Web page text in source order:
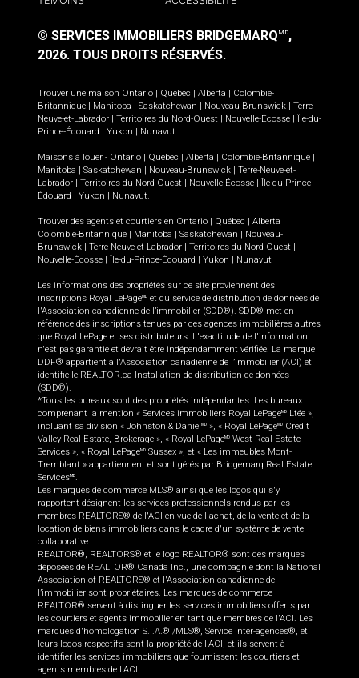
© SERVICES IMMOBILIERS BRIDGEMARQ MD,
2026. TOUS DROITS RÉSERVÉS.
Trouver une maison Ontario Québec Alberta
Colombie-
Britannique
Manitoba Saskatchewan Nouveau-Brunswick
Terre-
Neuve-et-Labrador
Territoires du Nord-Ouest Nouvelle-Écosse
Île-du-
Prince-Édouard
Yukon Nunavut.
Maisons à louer - Ontario Québec Alberta Colombie-Britannique
Manitoba
Saskatchewan Nouveau-Brunswick
Terre-Neuve-et-
Labrador
Territoires du Nord-Ouest Nouvelle-Écosse
Île-du-Prince-
Édouard
Yukon Nunavut.
Trouver des agents et courtiers en Ontario Québec Alberta
Colombie-Britannique
Manitoba Saskatchewan
Nouveau-
Brunswick
Terre-Neuve-et-Labrador Territoires du Nord-Ouest
Nouvelle-Écosse
Île-du-Prince-Édouard Yukon Nunavut
Les informations des propriétés sur ce site proviennent des
inscriptions Royal LePageMD et du service de distribution de données de
l'Association canadienne de l’immobilier (SDD®). SDD® met en
référence des inscriptions tenues par des agences immobilières autres
que Royal LePage et ses distributeurs. L'exactitude de l'information
n'est pas garantie et devrait être indépendamment vérifiée. La marque
DDF® appartient à l'Association canadienne de l’immobilier (ACI) et
identifie le REALTOR.ca Installation de distribution de données
(SDD®).
*Tous les bureaux sont des propriétés indépendantes. Les bureaux
comprenant la mention « Services immobiliers Royal LePageMD
Ltée »,
incluant sa division « Johnston & Daniel MD », « Royal LePageMD
Credit
Valley Real Estate, Brokerage », « Royal LePageMD West Real Estate
Services », « Royal LePageMD Sussex », et « Les immeubles Mont-
Tremblant » appartiennent et sont gérés par Bridgemarq Real Estate
ServicesMD.
Les marques de commerce MLS® ainsi que les logos qui s'y
rapportent désignent les services professionnels rendus par les
membres REALTORS® de l'ACI en vue de l'achat, de la vente et de la
location de biens immobiliers dans le cadre d'un système de vente
collaborative.
REALTOR®, REALTORS® et le logo REALTOR® sont des marques
déposées de REALTOR® Canada Inc., une compagnie dont la National
Association of REALTORS® et l'Association canadienne de
l’immobilier sont propriétaires. Les marques de commerce
REALTOR® servent à distinguer les services immobiliers offerts par
les courtiers et agents immobilier en tant que membres de l'ACI. Les
marques d'homologation S.I.A.® /MLS®, Service inter-agences®, et
leurs logos respectifs sont la propriété de l'ACI, et ils servent à
identifier les services immobiliers que fournissent les courtiers et
agents membres de l'ACI.